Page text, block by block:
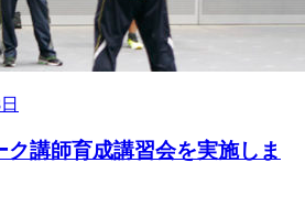
講師育成講習会を実施しま